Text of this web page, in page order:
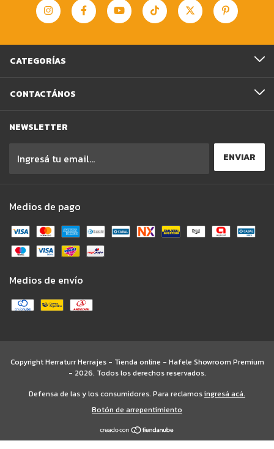
CATEGORÍAS
CONTACTÁNOS
NEWSLETTER
Medios de pago
Medios de envío
Copyright Herraturr Herrajes - Tienda online - Hafele Showroom Premium
- 2026. Todos los derechos reservados.
Defensa de las y los consumidores. Para reclamosingresá acá.
Botón de arrepentimiento